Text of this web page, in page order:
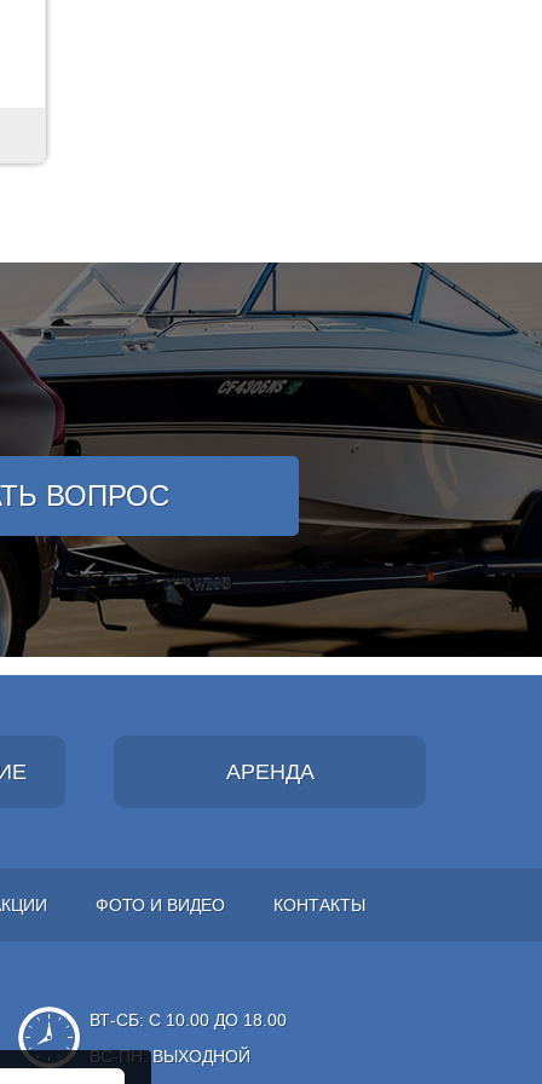
ВОПРОС
АРЕНДА
ФОТО И ВИДЕО КОНТАКТЫ
ВТ-СБ: С 10.00 ДО 18.00
ВС-ПН: ВЫХОДНОЙ